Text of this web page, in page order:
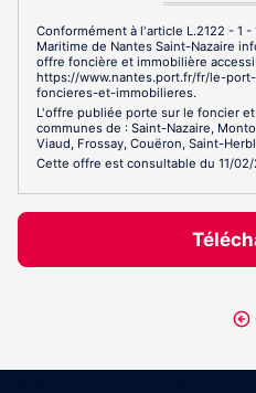
Conformément à l'article L.2122 - 1 -
Maritime de Nantes Saint-Nazaire
offre foncière et immobilière
https://www.nantes.port.fr/fr/le-
foncieres-et-immobilieres.
L'offre publiée porte sur le foncier
communes de : Saint-Nazaire,
Viaud, Frossay, Couëron, Saint-
Cette offre est consultable du 11/